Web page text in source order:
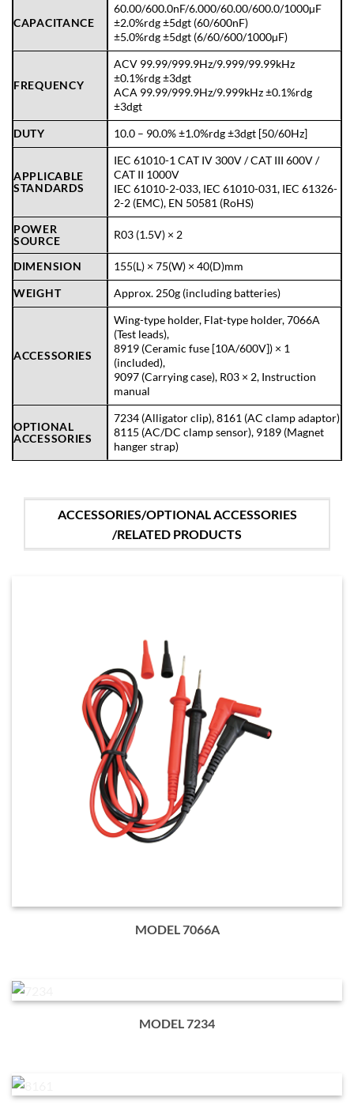
CAPACITANCE
60.00/600.0nF/6.000/60.00/600.0/1000µF
±2.0%rdg ±5dgt (60/600nF)
±5.0%rdg ±5dgt (6/60/600/1000µF)
FREQUENCY
ACV 99.99/999.9Hz/9.999/99.99kHz
±0.1%rdg ±3dgt
ACA 99.99/999.9Hz/9.999kHz ±0.1%rdg
±3dgt
DUTY
10.0 – 90.0% ±1.0%rdg ±3dgt [50/60Hz]
APPLICABLE
STANDARDS
IEC 61010-1 CAT IV 300V / CAT III 600V /
CAT II 1000V
IEC 61010-2-033, IEC 61010-031, IEC 61326-
2-2 (EMC), EN 50581 (RoHS)
POWER
SOURCE
R03 (1.5V) × 2
DIMENSION
155(L) × 75(W) × 40(D)mm
WEIGHT
Approx. 250g (including batteries)
ACCESSORIES
Wing-type holder, Flat-type holder, 7066A
(Test leads),
8919 (Ceramic fuse [10A/600V]) × 1
(included),
9097 (Carrying case), R03 × 2, Instruction
manual
OPTIONAL
ACCESSORIES
7234 (Alligator clip), 8161 (AC clamp adaptor)
8115 (AC/DC clamp sensor), 9189 (Magnet
hanger strap)
ACCESSORIES/OPTIONAL ACCESSORIES
/RELATED PRODUCTS
MODEL 7066A
MODEL 7234